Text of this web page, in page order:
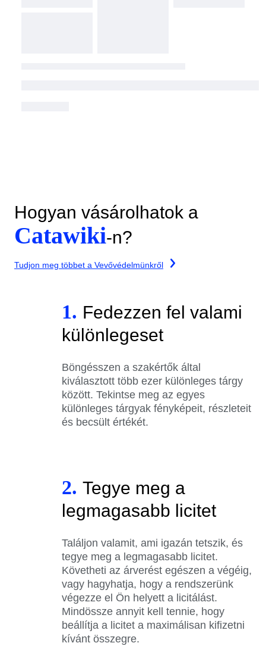
Hogyan vásárolhatok a
Catawiki-n?
Tudjon meg többet a Vevővédelmünkről
1. Fedezzen fel valami
különlegeset
Böngésszen a szakértők által
kiválasztott több ezer különleges tárgy
között. Tekintse meg az egyes
különleges tárgyak fényképeit, részleteit
és becsült értékét.
2. Tegye meg a
legmagasabb licitet
Találjon valamit, ami igazán tetszik, és
tegye meg a legmagasabb licitet.
Követheti az árverést egészen a végéig,
vagy hagyhatja, hogy a rendszerünk
végezze el Ön helyett a licitálást.
Mindössze annyit kell tennie, hogy
beállítja a licitet a maximálisan kifizetni
kívánt összegre.